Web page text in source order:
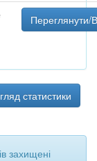
Переглянути/
статистики
захищені